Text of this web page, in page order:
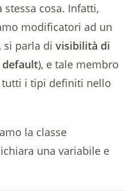
cosa. Infatti,
modificatori ad un
si parla divisibilità di
), e tale membro
i tipi definiti nello
la classe
una variabile e